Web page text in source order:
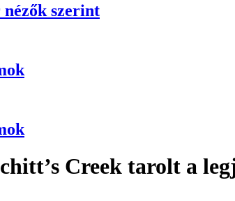
szerint
Creek tarolt a